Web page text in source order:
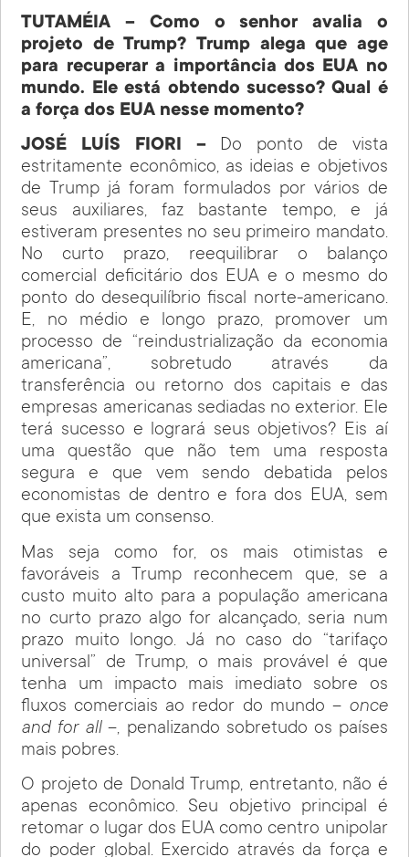
TUTAMÉIA – Como o senhor avalia o
projeto de Trump? Trump alega que age
para recuperar a importância dos EUA no
mundo. Ele está obtendo sucesso? Qual é
a força dos EUA nesse momento?
JOSÉ LUÍS FIORI – Do ponto de vista
estritamente econômico, as ideias e objetivos
de Trump já foram formulados por vários de
seus auxiliares, faz bastante tempo, e já
estiveram presentes no seu primeiro mandato.
No curto prazo, reequilibrar o balanço
comercial deficitário dos EUA e o mesmo do
ponto do desequilíbrio fiscal norte-americano.
E, no médio e longo prazo, promover um
processo de “reindustrialização da economia
americana”, sobretudo através da
transferência ou retorno dos capitais e das
empresas americanas sediadas no exterior. Ele
terá sucesso e logrará seus objetivos? Eis aí
uma questão que não tem uma resposta
segura e que vem sendo debatida pelos
economistas de dentro e fora dos EUA, sem
que exista um consenso.
Mas seja como for, os mais otimistas e
favoráveis a Trump reconhecem que, se a
custo muito alto para a população americana
no curto prazo algo for alcançado, seria num
prazo muito longo. Já no caso do “tarifaço
universal” de Trump, o mais provável é que
tenha um impacto mais imediato sobre os
fluxos comerciais ao redor do mundo – once
and for all–, penalizando sobretudo os países
mais pobres.
O projeto de Donald Trump, entretanto, não é
apenas econômico. Seu objetivo principal é
retomar o lugar dos EUA como centro unipolar
do poder global. Exercido através da força e